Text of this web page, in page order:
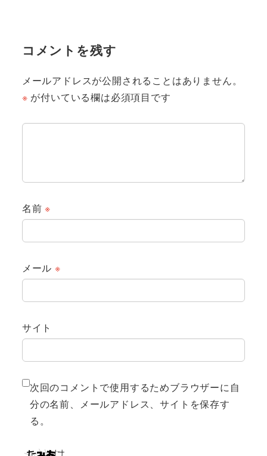
コメントを残す
メールアドレスが公開されることはありません。
※ が付いている欄は必須項目です
名前※
メール ※
サイト
次回のコメントで使用するためブラウザーに自
分の名前、メールアドレス、サイトを保存す
る。